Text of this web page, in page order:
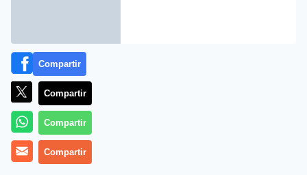
Compartir
Compartir
Compartir
Compartir